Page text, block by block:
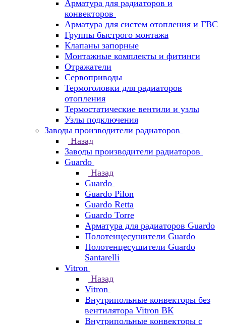
Арматура для радиаторов и
конвекторов
Арматура для систем отопления и ГВС
Группы быстрого монтажа
Клапаны запорные
Монтажные комплекты и фитинги
Отражатели
Сервоприводы
Термоголовки для радиаторов
отопления
Термостатические вентили и узлы
Узлы подключения
Заводы производители радиаторов
Назад
Заводы производители радиаторов
Guardo
Назад
Guardo
Guardo Pilon
Guardo Retta
Guardo Torre
Арматура для радиаторов Guardo
Полотенцесушители Guardo
Полотенцесушители Guardo
Santarelli
Vitron
Назад
Vitron
Внутрипольные конвекторы без
вентилятора Vitron ВК
Внутрипольные конвекторы с